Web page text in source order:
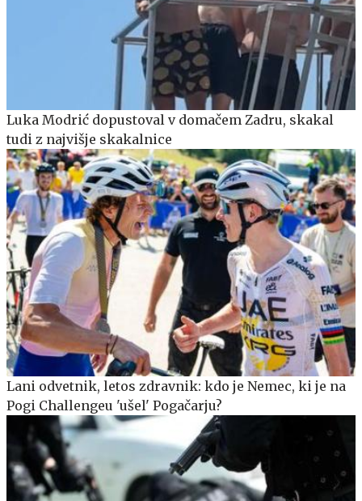
Luka Modrić dopustoval v domačem Zadru, skakal
tudi z najvišje skakalnice
Lani odvetnik, letos zdravnik: kdo je Nemec, ki je na
Pogi Challengeu 'ušel' Pogačarju?